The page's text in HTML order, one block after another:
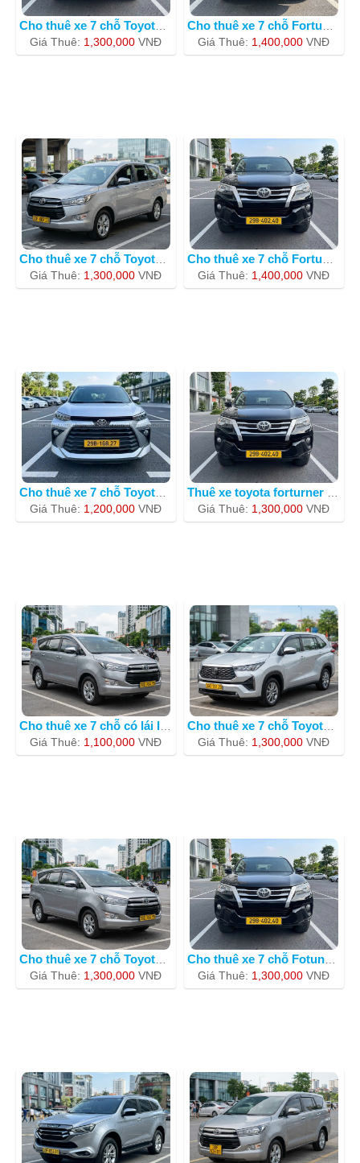
Cho thuê xe 7 chỗ Toyota fortuner 201
Giá Thuê: 1,300,000 VNÐ
Cho thuê xe 7 chỗ Fortuner 29E-00504
Giá Thuê: 1,400,000 VNÐ
Cho thuê xe 7 chỗ Toyota Innova BKS 3
Giá Thuê: 1,300,000 VNÐ
Cho thuê xe 7 chỗ Fortuner 30G-83356
Giá Thuê: 1,400,000 VNÐ
Cho thuê xe 7 chỗ Toyota Avanza 2022
Giá Thuê: 1,200,000 VNÐ
Thuê xe toyota forturner giá rẻ nh�
Giá Thuê: 1,300,000 VNÐ
Cho thuê xe 7 chỗ có lái Innova
Giá Thuê: 1,100,000 VNÐ
Cho thuê xe 7 chỗ Toyota Innova BKS 3
Giá Thuê: 1,300,000 VNÐ
Cho thuê xe 7 chỗ Toyota Innova BKS 3
Giá Thuê: 1,300,000 VNÐ
Cho thuê xe 7 chỗ Fotuner giá rẻ n
Giá Thuê: 1,300,000 VNÐ